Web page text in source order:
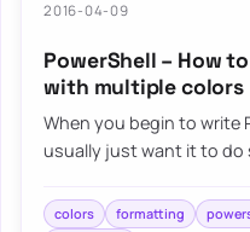
2016-04-09
PowerShell – How
with multiple colors
When you begin to write
usually just want it to do
colors formatting